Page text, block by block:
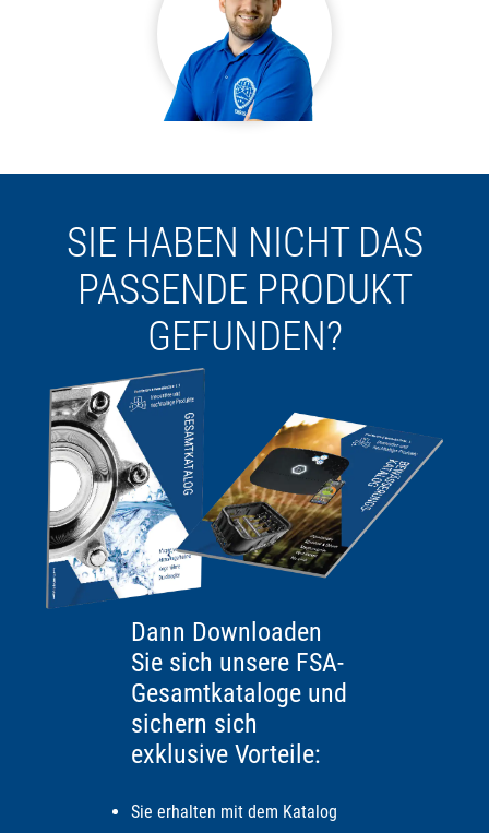
SIE HABEN NICHT DAS
PASSENDE PRODUKT
GEFUNDEN?
Dann Downloaden
Sie sich unsere FSA-
Gesamtkataloge und
sichern sich
exklusive Vorteile:
Sie erhalten mit dem Katalog